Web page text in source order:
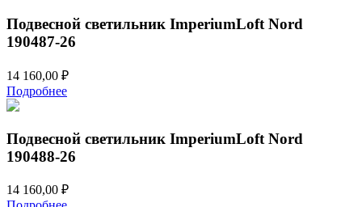
Подвесной светильник ImperiumLoft Nord
190487-26
14 160,00 ₽
Подробнее
Подвесной светильник ImperiumLoft Nord
190488-26
14 160,00 ₽